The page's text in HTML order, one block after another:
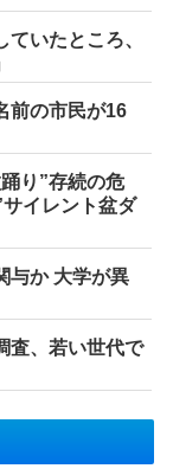
いたところ、
前の市民が16
り”存続の危
イレント盆ダ
与か 大学が異
査、若い世代で